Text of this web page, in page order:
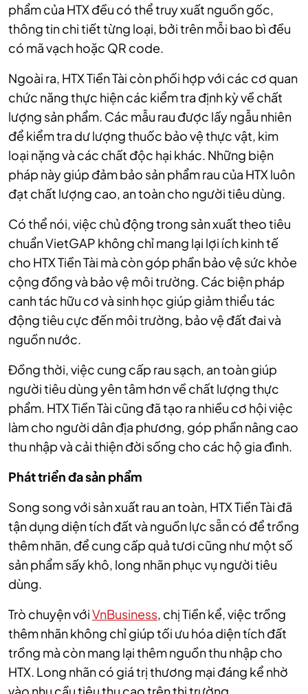
phẩm của HTX đều có thể truy xuất nguồn gốc,
thông tin chi tiết từng loại, bởi trên mỗi bao bì đều
có mã vạch hoặc QR code.
Ngoài ra, HTX Tiền Tài còn phối hợp với các cơ quan
chức năng thực hiện các kiểm tra định kỳ về chất
lượng sản phẩm. Các mẫu rau được lấy ngẫu nhiên
để kiểm tra dư lượng thuốc bảo vệ thực vật, kim
loại nặng và các chất độc hại khác. Những biện
pháp này giúp đảm bảo sản phẩm rau của HTX luôn
đạt chất lượng cao, an toàn cho người tiêu dùng.
Có thể nói, việc chủ động trong sản xuất theo tiêu
chuẩn VietGAP không chỉ mang lại lợi ích kinh tế
cho HTX Tiền Tài mà còn góp phần bảo vệ sức khỏe
cộng đồng và bảo vệ môi trường. Các biện pháp
canh tác hữu cơ và sinh học giúp giảm thiểu tác
động tiêu cực đến môi trường, bảo vệ đất đai và
nguồn nước.
Đồng thời, việc cung cấp rau sạch, an toàn giúp
người tiêu dùng yên tâm hơn về chất lượng thực
phẩm. HTX Tiền Tài cũng đã tạo ra nhiều cơ hội việc
làm cho người dân địa phương, góp phần nâng cao
thu nhập và cải thiện đời sống cho các hộ gia đình.
Phát triển đa sản phẩm
Song song với sản xuất rau an toàn, HTX Tiền Tài đã
tận dụng diện tích đất và nguồn lực sẵn có để trồng
thêm nhãn, để cung cấp quả tươi cũng như một số
sản phẩm sấy khô, long nhãn phục vụ người tiêu
dùng.
Trò chuyện vớiVnBusiness, chị Tiền kể, việc trồng
thêm nhãn không chỉ giúp tối ưu hóa diện tích đất
trồng mà còn mang lại thêm nguồn thu nhập cho
HTX. Long nhãn có giá trị thương mại đáng kể nhờ